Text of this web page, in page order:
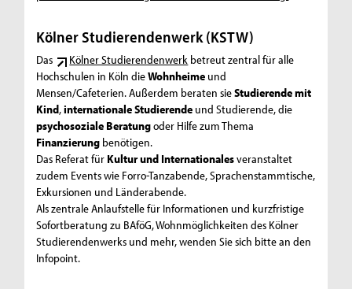
Kölner Studierendenwerk (KSTW)
Das Kölner Studierendenwerk betreut zentral für alle
Hochschulen in Köln dieWohnheime und
Mensen/Cafeterien. Außerdem beraten sieStudierende mit
Kind,internationale Studierende und Studierende, die
psychosoziale Beratungoder Hilfe zum Thema
Finanzierung benötigen.
Das Referat für Kultur und Internationalesveranstaltet
zudem Events wie Forro-Tanzabende, Sprachenstammtische,
Exkursionen und Länderabende.
Als zentrale Anlaufstelle für Informationen und kurzfristige
Sofortberatung zu BAföG, Wohnmöglichkeiten des Kölner
Studierendenwerks und mehr, wenden Sie sich bitte an den
Infopoint.